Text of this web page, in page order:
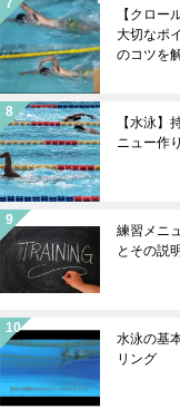
【クロー
大切なポ
のコツを
【水泳】
ニュー作
練習メニ
とその説明
水泳の基
リング